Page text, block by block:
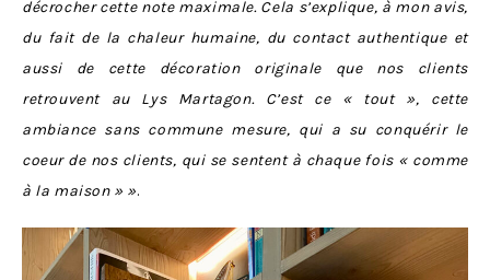
décrocher cette note maximale. Cela s’explique, à mon avis,
du fait de la chaleur humaine, du contact authentique et
aussi de cette décoration originale que nos clients
retrouvent au Lys Martagon. C’est ce « tout », cette
ambiance sans commune mesure, qui a su conquérir le
coeur de nos clients, qui se sentent à chaque fois « comme
à la maison » ».